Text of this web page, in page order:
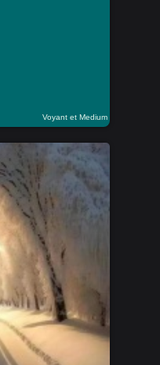
Voyant et Medium